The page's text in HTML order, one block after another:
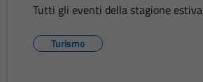
Tutti gli eventi della stagione estiva
Turismo